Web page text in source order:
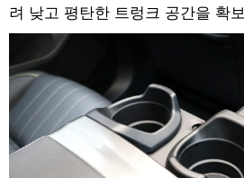
려 낮고 평탄한 트렁크 공간을 확